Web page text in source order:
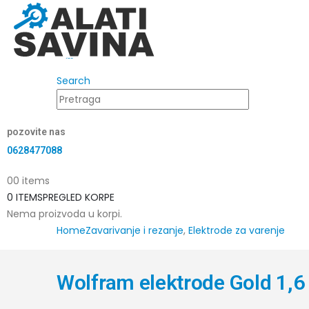
Search
pozovite nas
0628477088
00 items
0 ITEMSPREGLED KORPE
Nema proizvoda u korpi.
HomeZavarivanje i rezanje, Elektrode za varenje
Wolfram elektrode Gold